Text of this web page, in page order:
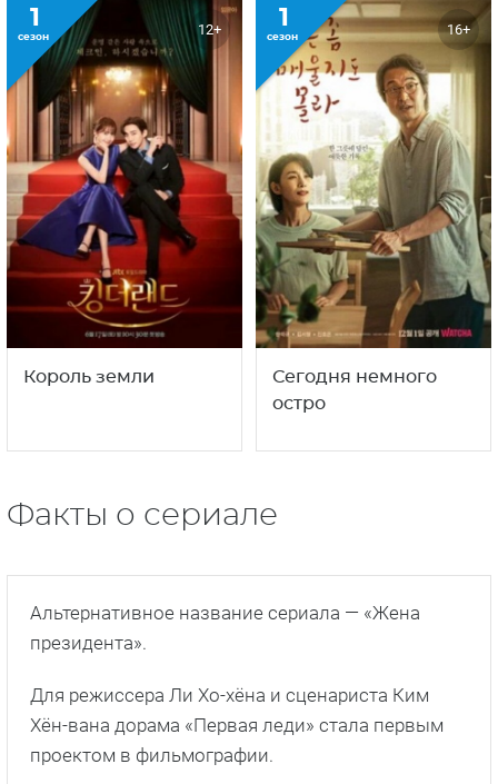
1
сезон 12+
Король земли
1
сезон 16+
Сегодня немного
остро
Факты о сериале
Альтернативное название сериала — «Жена
президента».
Для режиссера Ли Хо-хёна и сценариста Ким
Хён-вана дорама «Первая леди» стала первым
проектом в фильмографии.